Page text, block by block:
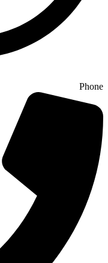
Phone